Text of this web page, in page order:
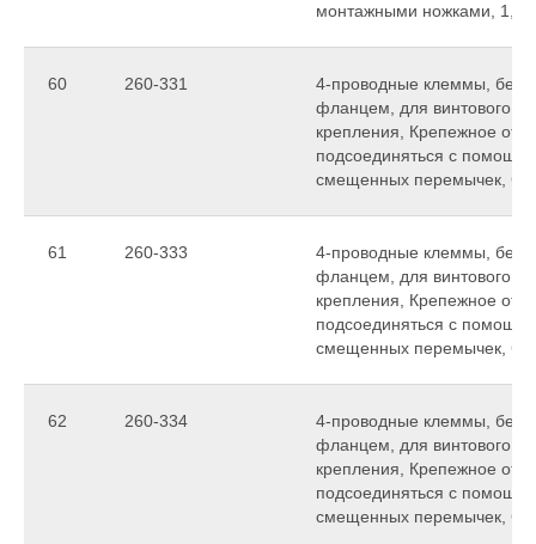
монтажными ножками, 1,5,
60 260-331
4-проводные клеммы, без
фланцем, для винтового
крепления, Крепежное
подсоединяться с
смещенных перемычек,
61 260-333
4-проводные клеммы, без
фланцем, для винтового
крепления, Крепежное
подсоединяться с
смещенных перемычек,
62 260-334
4-проводные клеммы, без
фланцем, для винтового
крепления, Крепежное
подсоединяться с
смещенных перемычек,